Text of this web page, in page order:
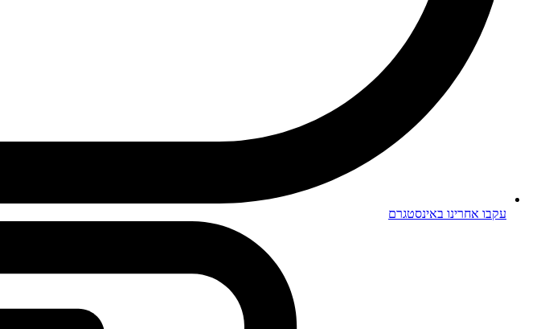
עקבו אחרינו באינסטגרם